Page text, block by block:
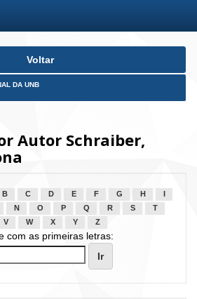
Voltar
DA UNB
Autor Schraiber,
B C D E F G H
N O P Q R S
T
V W X Y Z
com as primeiras letras: